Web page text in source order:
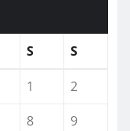
S S
1
2
8
9